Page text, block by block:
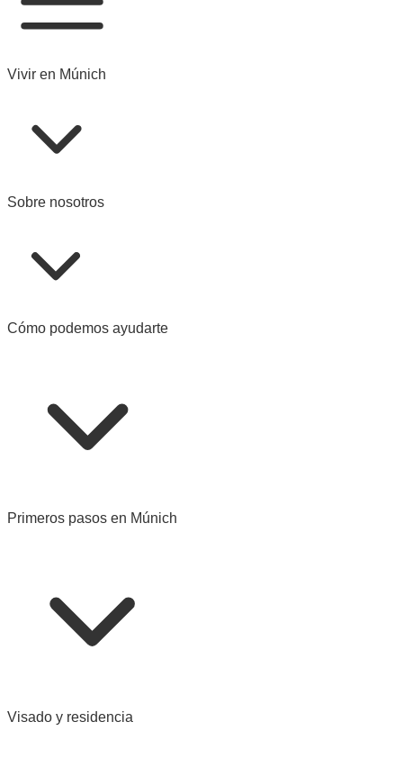
Vivir en Múnich
Sobre nosotros
Cómo podemos ayudarte
Primeros pasos en Múnich
Visado y residencia